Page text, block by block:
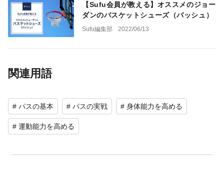
【Sufu会員が教える】オススメのジョー
ダンのバスケットシューズ（バッシュ）
Sufu編集部 2022/06/13
関連用語
# パスの基本 # パスの実戦 # 身体能力を高める
# 運動能力を高める